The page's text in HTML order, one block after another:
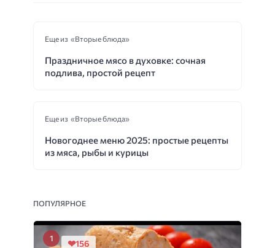
Еще из «Вторые блюда»
Праздничное мясо в духовке: сочная
подлива, простой рецепт
Еще из «Вторые блюда»
Новогоднее меню 2025: простые рецепты
из мяса, рыбы и курицы
ПОПУЛЯРНОЕ
156